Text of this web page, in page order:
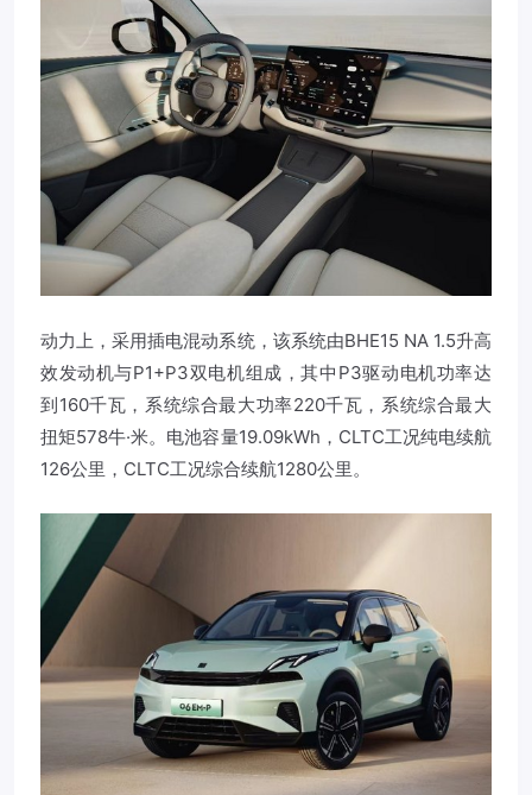
动力上，采用插电混动系统，该系统由BHE15 NA 1.5升高
效发动机与P1+P3双电机组成，其中P3驱动电机功率达
到160千瓦，系统综合最大功率220千瓦，系统综合最大
扭矩578牛·米。电池容量19.09kWh，CLTC工况纯电续航
126公里，CLTC工况综合续航1280公里。